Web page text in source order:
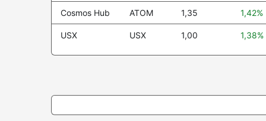
Cronos CRO
Ondo US Dollar Yield USDY
NEAR Protocol NEAR
Cosmos Hub ATOM 1,35 1,42%
USX USX 1,00 1,38%